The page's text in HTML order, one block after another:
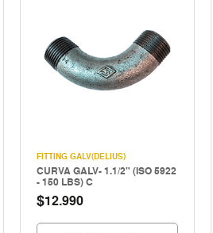
FITTING GALV(DELIUS)
CURVA GALV- 1.1/2" (ISO 5922
- 150 LBS) C
$12.990